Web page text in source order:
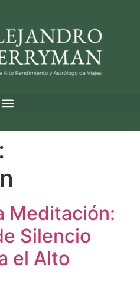
Meditación:
Silencio
el Alto